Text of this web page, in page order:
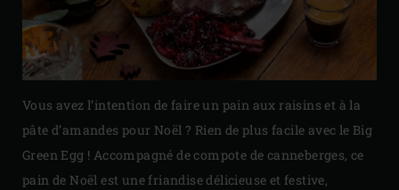
Vous avez l’intention de faire un pain aux raisins et à la
pâte d’amandes pour Noël ? Rien de plus facile avec le Big
Green Egg ! Accompagné de compote de canneberges, ce
pain de Noël est une friandise délicieuse et festive,